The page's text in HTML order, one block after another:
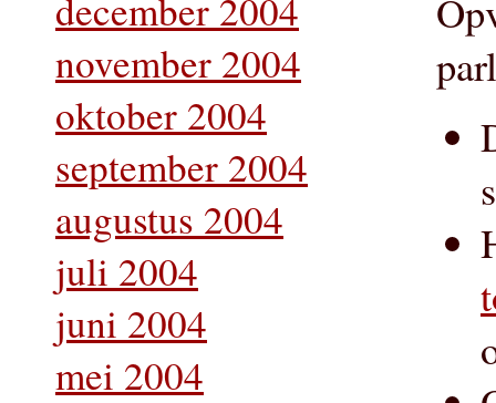
december 2004
november 2004
oktober 2004
september 2004
augustus 2004
juli 2004
juni 2004
mei 2004